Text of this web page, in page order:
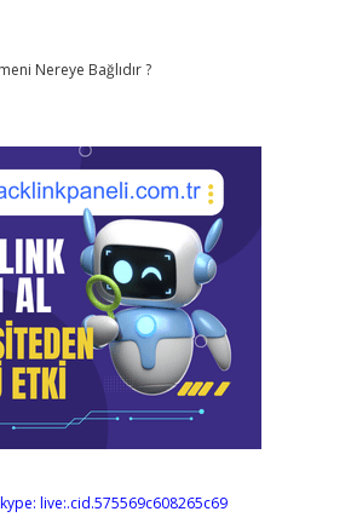
Nereye Bağlıdır ?
live:.cid.575569c608265c69